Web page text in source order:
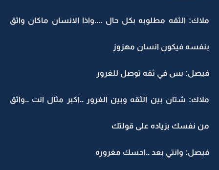
ملاك: الثقه مطلوبه بكل حال ....واذا الانسان ماكان واثق
بنفسه فيكون انسان مهزوز
فيصل: بس في ثقه توصل للغرور
ملاك: شتان بين الثقه وبين الغرور ..اكبر مثال انت ..واثق
من نفسك بزياده على قولتك
فيصل: وانتي بعد ..احسك مغروره